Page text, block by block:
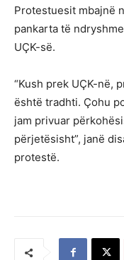
Protestuesit mbajnë
pankarta të
UÇK-së.
“Kush prek UÇK-në,
është tradhti. Çohu
jam privuar
përjetësisht”, janë
protestë.